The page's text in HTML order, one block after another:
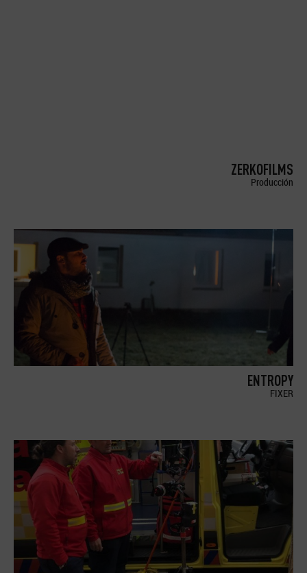
ZERKOFILMS
Producción
ENTROPY
FIXER